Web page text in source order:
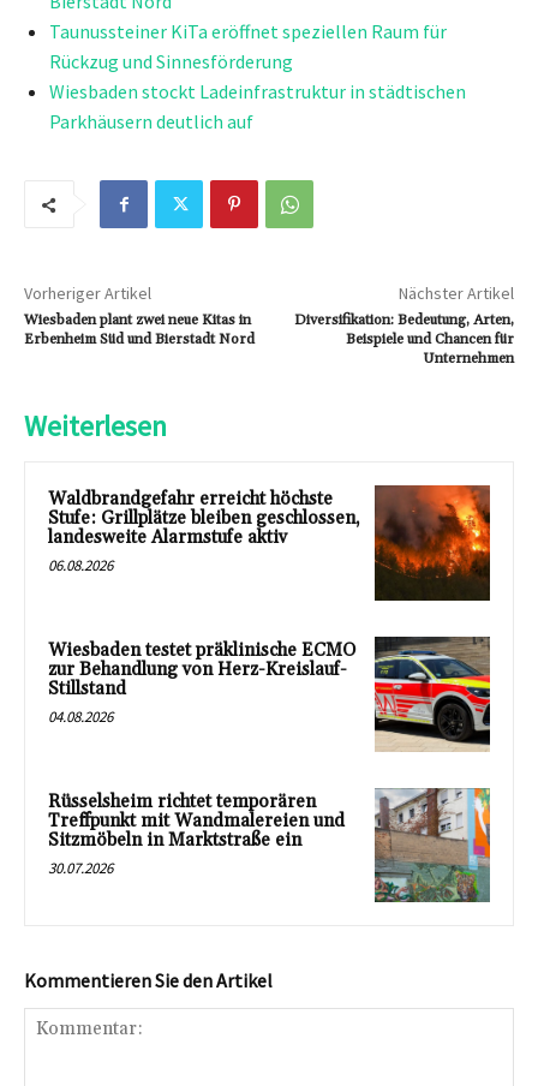
Taunussteiner KiTa eröffnet speziellen Raum für
Rückzug und Sinnesförderung
Wiesbaden stockt Ladeinfrastruktur in städtischen
Parkhäusern deutlich auf
Vorheriger Artikel
Wiesbaden plant zwei neue Kitas in
Erbenheim Süd und Bierstadt Nord
Nächster Artikel
Diversifikation: Bedeutung, Arten,
Beispiele und Chancen für
Unternehmen
Weiterlesen
Waldbrandgefahr erreicht höchste
Stufe: Grillplätze bleiben geschlossen,
landesweite Alarmstufe aktiv
06.08.2026
Wiesbaden testet präklinische ECMO
zur Behandlung von Herz-Kreislauf-
Stillstand
04.08.2026
Rüsselsheim richtet temporären
Treffpunkt mit Wandmalereien und
Sitzmöbeln in Marktstraße ein
30.07.2026
Kommentieren Sie den Artikel